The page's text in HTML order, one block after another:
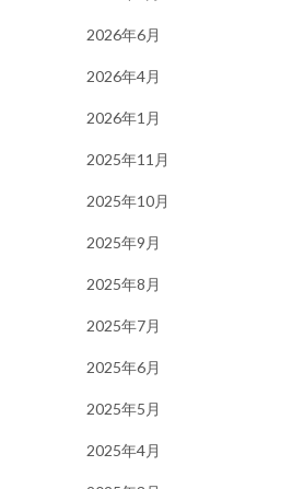
2026年6月
2026年4月
2026年1月
2025年11月
2025年10月
2025年9月
2025年8月
2025年7月
2025年6月
2025年5月
2025年4月